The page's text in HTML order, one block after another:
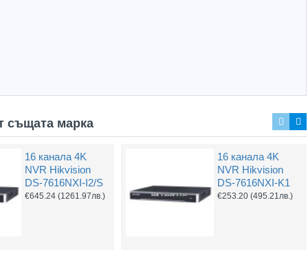
POE захранване
за IP камери
€22.20(43.42лв.)
UPS Hikvision
DS-UPS2000 –
2000VA/1200W
резервирано
същата марка
16 канала 4K
NVR Hikvision
DS-7616NXI-I2/S
€645.24 (1261.97лв.)
16 канала 4K
NVR Hikvision
DS-7616NXI-K1
€253.20 (495.21лв.)